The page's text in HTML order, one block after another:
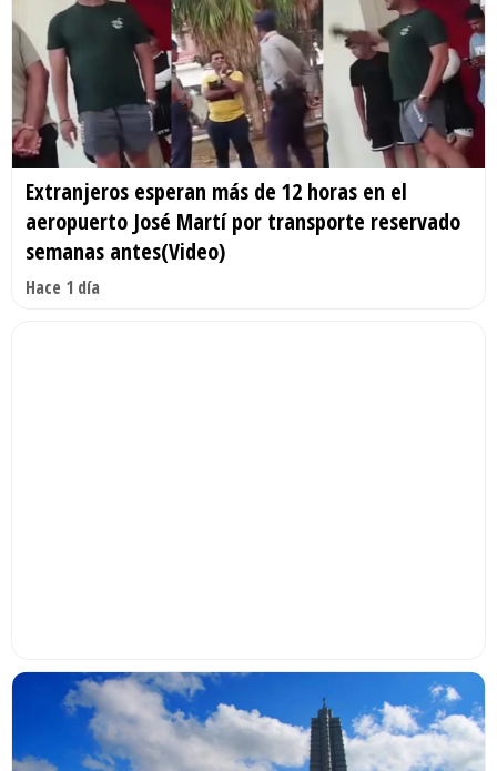
Extranjeros esperan más de 12 horas en el
aeropuerto José Martí por transporte reservado
semanas antes(Video)
Hace 1 día